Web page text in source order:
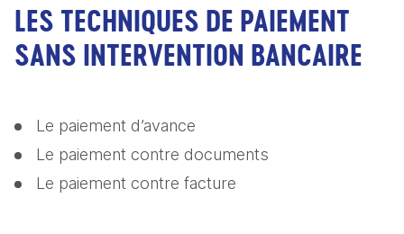
LES TECHNIQUES DE PAIEMENT
SANS INTERVENTION BANCAIRE
Le paiement d’avance
Le paiement contre documents
Le paiement contre facture